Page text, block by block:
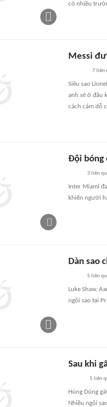
có nhiều
Messi
7liên
Siêu sao
anh sẽ ở đâu
cách cám dỗ
Đội bóng
3 liên
Inter Miami
khiến người
Dàn sao
5 liên
Luke Shaw,
ngôi sao tại
Sau khi
5 liên
Hùng Dũng
Nhiều ngôi